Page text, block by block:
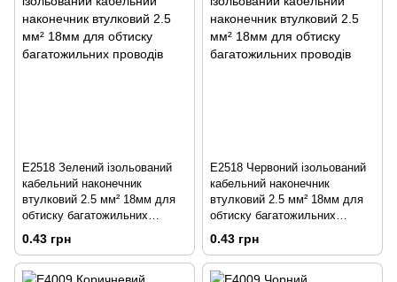
E2518 Зелений ізольований
кабельний наконечник
втулковий 2.5 мм² 18мм для
обтиску багатожильних
проводів
0.43 грн
E2518 Червоний ізольований
кабельний наконечник
втулковий 2.5 мм² 18мм для
обтиску багатожильних
проводів
0.43 грн